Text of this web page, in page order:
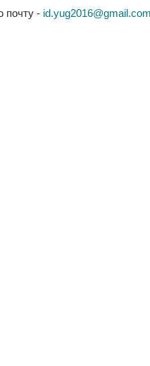
почту - id.yug2016@gmail.com